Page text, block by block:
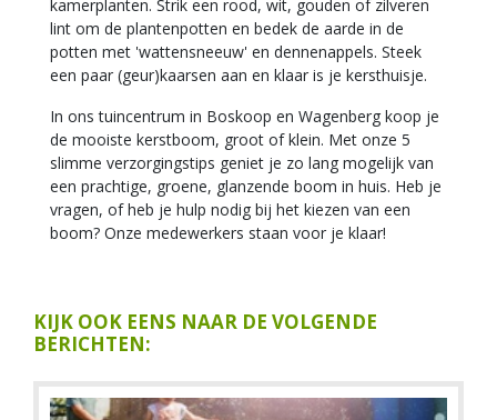
kamerplanten. Strik een rood, wit, gouden of zilveren
lint om de plantenpotten en bedek de aarde in de
potten met 'wattensneeuw' en dennenappels. Steek
een paar (geur)kaarsen aan en klaar is je kersthuisje.
In ons tuincentrum in Boskoop en Wagenberg koop je
de mooiste kerstboom, groot of klein. Met onze 5
slimme verzorgingstips geniet je zo lang mogelijk van
een prachtige, groene, glanzende boom in huis. Heb je
vragen, of heb je hulp nodig bij het kiezen van een
boom? Onze medewerkers staan voor je klaar!
KIJK OOK EENS NAAR DE VOLGENDE
BERICHTEN: